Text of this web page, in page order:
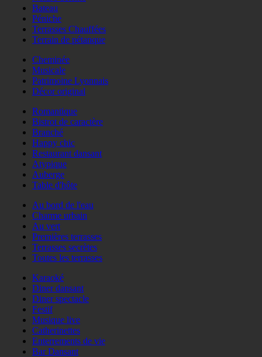
Bateau
Péniche
Terrasses Chauffées
Terrain de pétanque
Cheminée
Musicale
Patrimoine Lyonnais
Décor original
Romantique
Bistrot de caractère
Branché
Happy chic
Restaurant dansant
Atypique
Auberge
Table d'hôte
Au bord de l'eau
Charme urbain
Au vert
Premières terrasses
Terrasses secrètes
Toutes les terrasses
Karaoké
Diner dansant
Diner spectacle
Festif
Musique live
Catherinettes
Enterrements de vie
Bar Dansant